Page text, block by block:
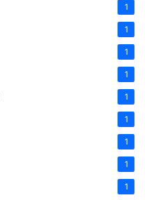
1
1
1
1
1
1
1
1
1